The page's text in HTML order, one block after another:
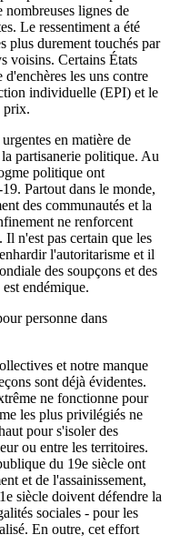
nombreuses lignes de
Le ressentiment a été
plus durement touchés par
voisins. Certains États
d'enchères les uns contre
individuelle (EPI) et le
prix.
en matière de
partisanerie politique. Au
politique ont
Partout dans le monde,
des communautés et la
ne renforcent
n'est pas certain que les
l'autoritarisme et il
des soupçons et des
endémique.
personne dans
et notre manque
sont déjà évidentes.
ne fonctionne pour
les plus privilégiés ne
pour s'isoler des
ou entre les territoires.
du 19e siècle ont
et de l'assainissement,
siècle doivent défendre la
sociales - pour les
En outre, cet effort